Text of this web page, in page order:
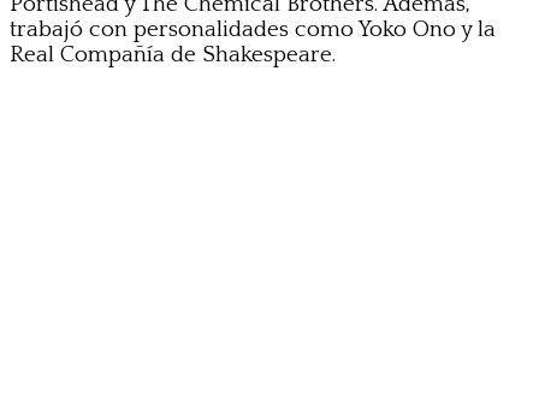
trabajó con personalidades como Yoko Ono y la
Real Compañía de Shakespeare.